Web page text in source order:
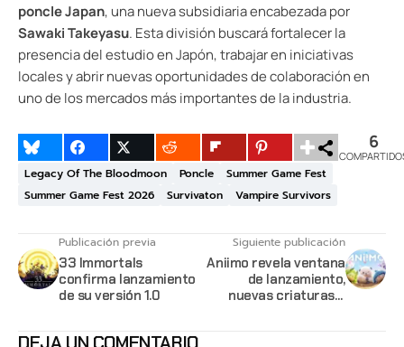
poncle Japan, una nueva subsidiaria encabezada por
Sawaki Takeyasu. Esta división buscará fortalecer la
presencia del estudio en Japón, trabajar en iniciativas
locales y abrir nuevas oportunidades de colaboración en
uno de los mercados más importantes de la industria.
6
Legacy Of The Bloodmoon Poncle
Summer Game Fest
Summer Game Fest 2026
Survivaton Vampire Survivors
Publicación previa
33 Immortals
confirma lanzamiento
de su versión 1.0
Siguiente publicación
Aniimo revela ventana
de lanzamiento,
nuevas criaturas y
DEJA UN COMENTARIO